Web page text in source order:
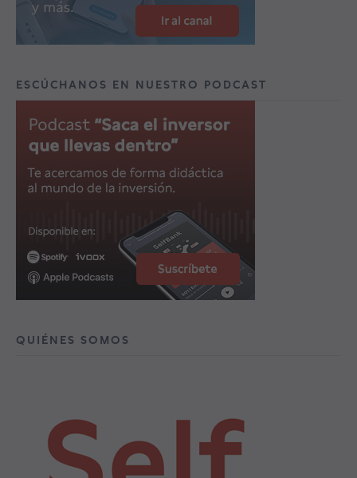
ESCÚCHANOS EN NUESTRO PODCAST
QUIÉNES SOMOS